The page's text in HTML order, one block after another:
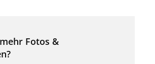
Fotos &